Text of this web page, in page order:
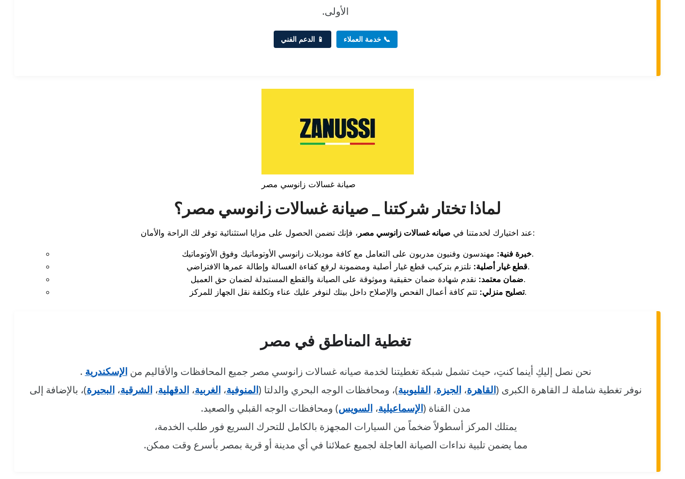
الأولى.
📞 خدمة العملاء 📱 الدعم الفني
صيانة غسالات زانوسي مصر
لماذا تختار شركتنا _ صيانة غسالات زانوسي مصر؟
عند اختيارك لخدمتنا في صيانه غسالات زانوسي مصر ، فإنك تضمن الحصول على مزايا استثنائية توفر لك الراحة والأمان:
خبرة فنية:مهندسون وفنيون مدربون على التعامل مع كافة موديلات زانوسي الأوتوماتيك وفوق الأوتوماتيك.
قطع غيار أصلية:نلتزم بتركيب قطع غيار أصلية ومضمونة لرفع كفاءة الغسالة وإطالة عمرها الافتراضي.
ضمان معتمد:نقدم شهادة ضمان حقيقية وموثوقة على الصيانة والقطع المستبدلة لضمان حق العميل.
تصليح منزلي:تتم كافة أعمال الفحص والإصلاح داخل بيتك لنوفر عليك عناء وتكلفة نقل الجهاز للمركز.
تغطية المناطق في مصر
نحن نصل إليكِ أينما كنتِ، حيث تشمل شبكة تغطيتنا لخدمة صيانه غسالات زانوسي مصر جميع المحافظات والأقاليم منالإسكندرية .
نوفر تغطية شاملة لـ القاهرة الكبرى (القاهرة،الجيزة،القليوبية)، ومحافظات الوجه البحري والدلتا (المنوفية،الغربية،الدقهلية،الشرقية،البحيرة)، بالإضافة إلى
مدن القناة (الإسماعيلية،السويس) ومحافظات الوجه القبلي والصعيد.
يمتلك المركز أسطولاً ضخماً من السيارات المجهزة بالكامل للتحرك السريع فور طلب الخدمة،
مما يضمن تلبية نداءات الصيانة العاجلة لجميع عملائنا في أي مدينة أو قرية بمصر بأسرع وقت ممكن.